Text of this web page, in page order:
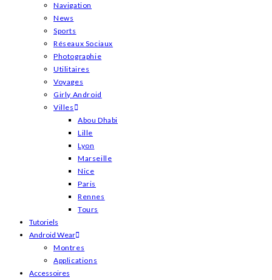
Navigation
News
Sports
Réseaux Sociaux
Photographie
Utilitaires
Voyages
Girly Android
Villes
Abou Dhabi
Lille
Lyon
Marseille
Nice
Paris
Rennes
Tours
Tutoriels
Android Wear
Montres
Applications
Accessoires